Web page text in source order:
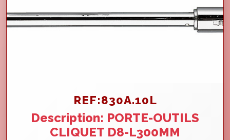
REF:830A.10L
Description: PORTE-OUTILS
CLIQUET D8-L300MM